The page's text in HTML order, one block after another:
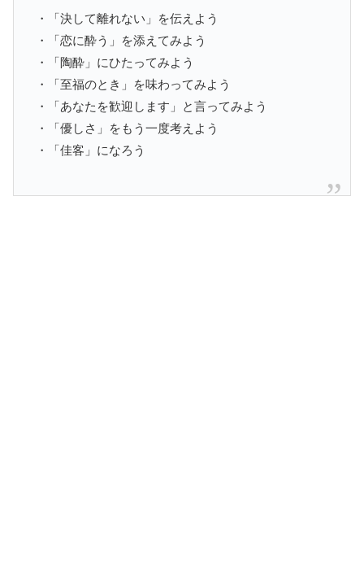
・「決して離れない」を伝えよう
・「恋に酔う」を添えてみよう
・「陶酔」にひたってみよう
・「至福のとき」を味わってみよう
・「あなたを歓迎します」と言ってみよう
・「優しさ」をもう一度考えよう
・「佳客」になろう